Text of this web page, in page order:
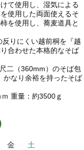
て使用し、湿気による
使用した両面使えるそ
を使用し、蕎麦道具と
りにくい越前桐を『越
合わせた本格的なそば
二（360mm）のそば包
かなり余裕を持ったそば
重量：約3500ｇ
金
土